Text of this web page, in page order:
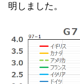
明しました。